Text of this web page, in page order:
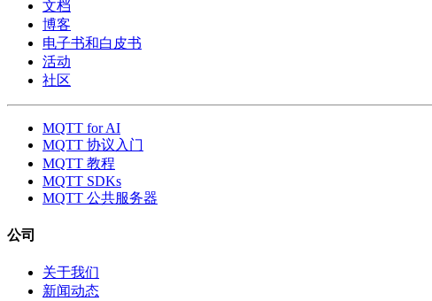
文档
博客
电子书和白皮书
活动
社区
MQTT for AI
MQTT 协议入门
MQTT 教程
MQTT SDKs
MQTT 公共服务器
公司
关于我们
新闻动态